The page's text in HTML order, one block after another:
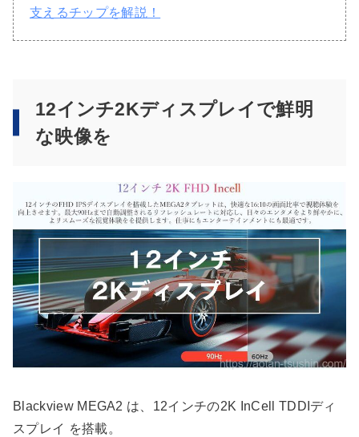
支えるチップを解説！
12インチ2Kディスプレイで鮮明
な映像を
Blackview MEGA2 は、12インチの2K InCell TDDIディ
スプレイ を搭載。